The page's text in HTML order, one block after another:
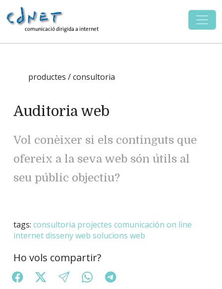
productes / consultoria
Auditoria web
Vol conèixer si els continguts que
ofereix a la seva web són útils al
seu públic objectiu?
tags: consultoria projectes comunicación on line
internetdisseny web solucions web
Ho vols compartir?